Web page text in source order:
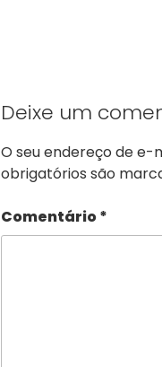
Deixe um
O seu endereço de e-
obrigatórios são
Comentário*